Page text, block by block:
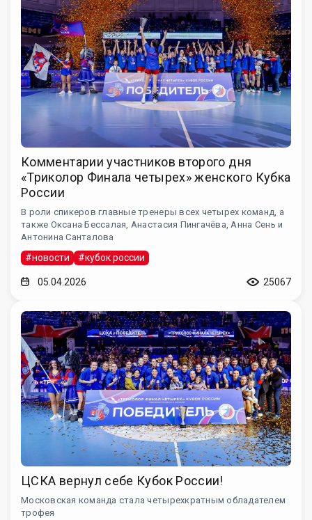
Комментарии участников второго дня
«Триколор Финала четырех» женского Кубка
России
В роли спикеров главные тренеры всех четырех команд, а
также Оксана Бессалая, Анастасия Пингачёва, Анна Сень и
Антонина Санталова
#новости #кубок россии
05.04.2026 25067
ЦСКА вернул себе Кубок России!
Московская команда стала четырехкратным обладателем
трофея